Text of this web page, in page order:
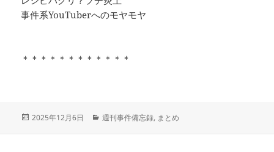
事件系YouTuberへのモヤモヤ
＊＊＊＊＊＊＊＊＊＊＊＊
投
2025年12月6日
カ
週刊事件備忘録, まとめ